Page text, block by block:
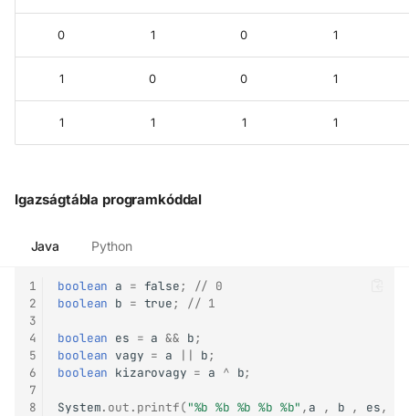
0 1 0 1
1 0 0 1
1 1 1 1
Igazságtábla programkóddal
Java Python
1
2
3
4
5
6
7
8
boolean a = false ;
// 0
boolean b = true ; // 1
boolean es = a && b ;
boolean vagy = a || b ;
boolean kizarovagy = a ^ b;
System. out . printf( "%b %b %b %b %b" , a , b , es,